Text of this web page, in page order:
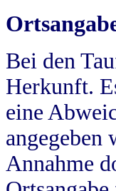
Bei den
Herkunft.
eine
angegeben
Annahme